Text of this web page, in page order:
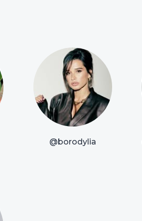
@borodylia